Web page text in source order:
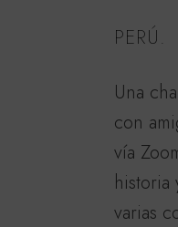
PERÚ.
Una
con
vía
historia
varias